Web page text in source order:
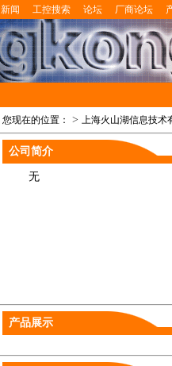
新闻 工控搜索 论坛 厂商论坛
您现在的位置： > 上海火山湖信息技术
公司简介
无
产品展示